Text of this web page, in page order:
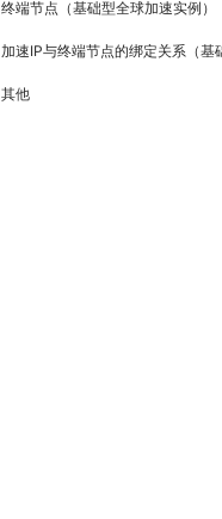
终端节点（基础型全球加速实例）
加速IP与终端节点的绑定关系（基
其他